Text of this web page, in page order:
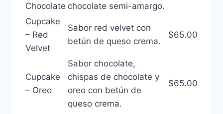
Chocolate chocolate semi-amargo.
Cupcake
– Red
Velvet
Sabor red velvet con
betún de queso crema.
$65.00
Cupcake
– Oreo
Sabor chocolate,
chispas de chocolate y
oreo con betún de
queso crema.
$65.00